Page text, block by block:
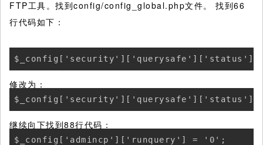
FTP工具。找到config/config_global.php文件。 找到66
行代码如下：
$_config['security']['querysafe']['status']
修改为：
$_config['security']['querysafe']['status']
继续向下找到88行代码：
$_config['admincp']['runquery'] = '0';